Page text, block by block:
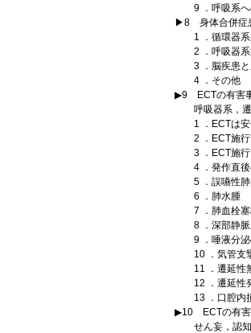
9 ．呼吸系へ
▶8 身体合併症
1 ．循環器系
2 ．呼吸器系
3 ．脳疾患と
4 ．その他
▶9 ECTの有害
呼吸器系，遷
1 ．ECTは安
2 ．ECT施行
3 ．ECT施行
4 ．発作直後
5 ．誤嚥性肺
6 ．肺水腫
7 ．肺血栓塞
8 ．深部静脈
9 ．唾液分泌
10 ．気管支攣
11 ．遷延性
12 ．遷延性
13 ．口腔内
▶10 ECTの有
せん妄，認知